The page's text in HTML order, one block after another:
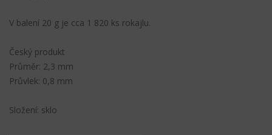
V balení 20 g je cca 1 820 ks rokajlu.
Český produkt
Průměr: 2,3 mm
Průvlek: 0,8 mm
Složení: sklo